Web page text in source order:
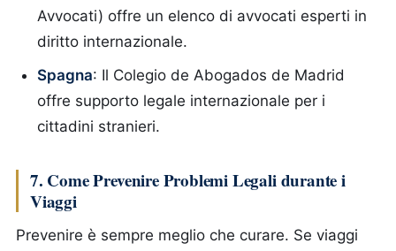
Avvocati) offre un elenco di avvocati esperti in
diritto internazionale.
Spagna: Il Colegio de Abogados de Madrid
offre supporto legale internazionale per i
cittadini stranieri.
7. Come Prevenire Problemi Legali durante i
Viaggi
Prevenire è sempre meglio che curare. Se viaggi